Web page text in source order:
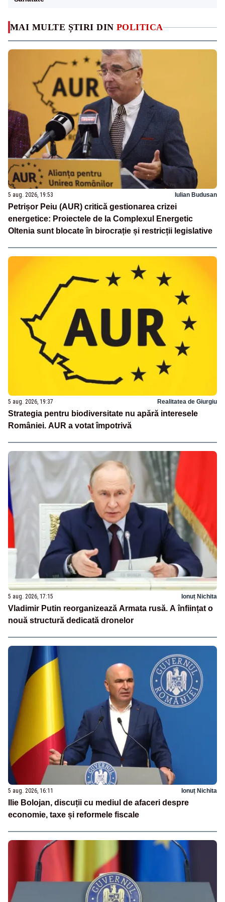
MAI MULTE ȘTIRI DIN POLITICA
5 aug. 2026, 19:53 Iulian Budusan
Petrișor Peiu (AUR) critică gestionarea crizei
energetice: Proiectele de la Complexul Energetic
Oltenia sunt blocate în birocrație și restricții legislative
5 aug. 2026, 19:37 Realitatea de Giurgiu
Strategia pentru biodiversitate nu apără interesele
României. AUR a votat împotrivă
5 aug. 2026, 17:15 Ionuț Nichita
Vladimir Putin reorganizează Armata rusă. A înființat o
nouă structură dedicată dronelor
5 aug. 2026, 16:11 Ionuț Nichita
Ilie Bolojan, discuții cu mediul de afaceri despre
economie, taxe și reformele fiscale